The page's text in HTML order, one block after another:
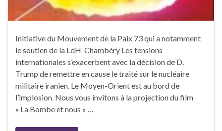
Initiative du Mouvement de la Paix 73 qui a notamment
le soutien de la LdH-Chambéry Les tensions
internationales s’exacerbent avec la décision de D.
Trump de remettre en cause le traité sur le nucléaire
militaire iranien. Le Moyen-Orient est au bord de
l’implosion. Nous vous invitons à la projection du film
« La Bombe et nous » …